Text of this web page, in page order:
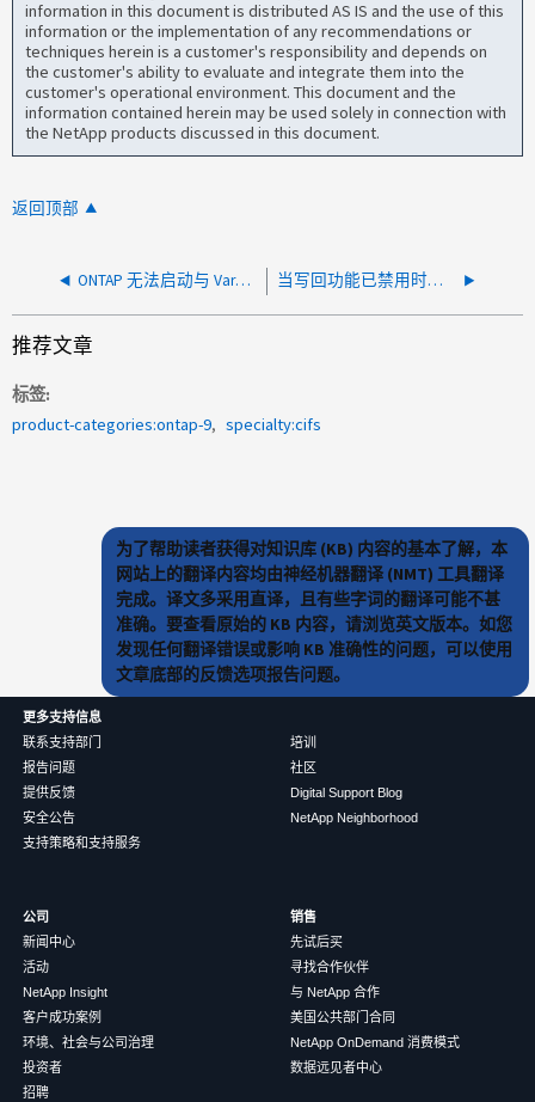
information in this document is distributed AS IS and the use of this
information or the implementation of any recommendations or
techniques herein is a customer's responsibility and depends on
the customer's ability to evaluate and integrate them into the
customer's operational environment. This document and the
information contained herein may be used solely in connection with
the NetApp products discussed in this document.
返回顶部
ONTAP 无法启动与 Varonis FPolicy 服务器的 TCP 连接 当写回功能已禁用时，由于FlexCache写回功能， ONTAP升级预检查失败
推荐文章
标签
product-categories:ontap-9
specialty:cifs
为了帮助读者获得对知识库 (KB) 内容的基本了解，本
网站上的翻译内容均由神经机器翻译 (NMT) 工具翻译
完成。译文多采用直译，且有些字词的翻译可能不甚
准确。要查看原始的 KB 内容，请浏览英文版本。如您
发现任何翻译错误或影响 KB 准确性的问题，可以使用
文章底部的反馈选项报告问题。
更多支持信息
联系支持部门
报告问题
提供反馈
安全公告
支持策略和支持服务
培训
社区
Digital Support Blog
NetApp Neighborhood
公司
新闻中心
活动
NetApp Insight
客户成功案例
环境、社会与公司治理
投资者
招聘
销售
先试后买
寻找合作伙伴
与 NetApp 合作
美国公共部门合同
NetApp OnDemand 消费模式
数据远见者中心